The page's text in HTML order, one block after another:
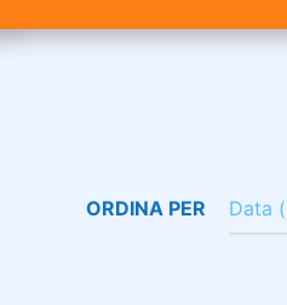
ORDINA PER Data